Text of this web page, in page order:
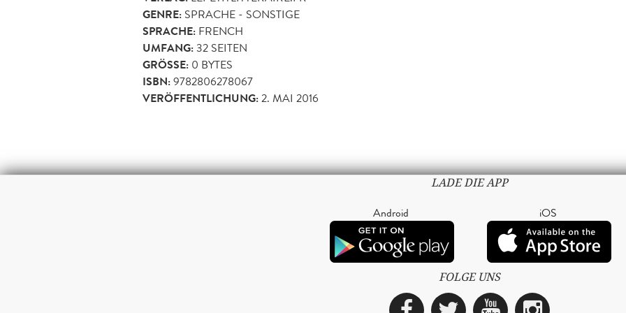
GENRE: SPRACHE - SONSTIGE
SPRACHE: FRENCH
UMFANG:32 SEITEN
GRÖSSE: 0 BYTES
ISBN:9782806278067
VERÖFFENTLICHUNG:2. MAI 2016
LADE DIE APP
Android iOS
FOLGE UNS